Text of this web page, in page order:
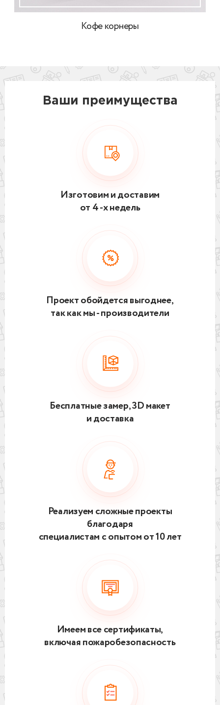
Кофе корнеры
Ваши преимущества
Изготовим и доставим
от 4 -х недель
Проект обойдется выгоднее,
так как мы - производители
Бесплатные замер, 3D макет
и доставка
Реализуем сложные проекты
благодаря
специалистам с опытом от 10 лет
Имеем все сертификаты,
включая пожаробезопасность